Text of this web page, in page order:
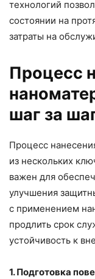
технологий
состоянии на
затраты на
Процесс
шаг за
Процесс
из нескольких
важен для
улучшения
с применением
продлить срок
устойчивость к
1. Подготовка